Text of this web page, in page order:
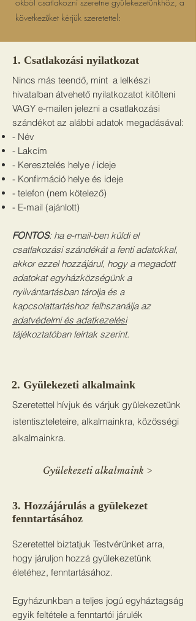
következőket kérjük szeretettel:
1. Csatlakozási nyilatkozat
Nincs más teendő, mint a lelkészi
hivatalban átvehető nyilatkozatot kitölteni
VAGY e-mailen jelezni a csatlakozási
szándékot az alábbi adatok megadásával:
- Név
- Lakcím
- Keresztelés helye / ideje
- Konfirmáció helye és ideje
- telefon (nem kötelező)
- E-mail (ajánlott)
FONTOS: ha e-mail-ben küldi el
csatlakozási szándékát a fenti adatokkal,
akkor ezzel hozzájárul, hogy a megadott
adatokat egyházközségünk a
nyilvántartásban tárolja és a
kapcsolattartáshoz felhszanálja az
adatvédelmi és adatkezelési
tájékoztatóban leírtak szerint.
2. Gyülekezeti alkalmaink
Szeretettel hívjuk és várjuk gyülekezetünk
istentiszteleteire, alkalmainkra, közösségi
alkalmainkra.
Gyülekezeti alkalmaink >
3. Hozzájárulás a gyülekezet
fenntartásához
Szeretettel biztatjuk Testvérünket arra,
hogy járuljon hozzá gyülekezetünk
életéhez, fenntartásához.
Egyházunkban a teljes jogú egyháztagság
egyik feltétele a fenntartói járulék